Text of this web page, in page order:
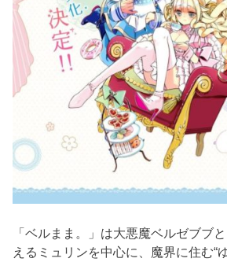
「ベルまま。」は大悪魔ベルゼブブ
えるミュリンを中心に、魔界に住む“